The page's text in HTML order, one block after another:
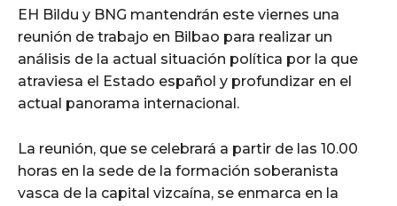
EH Bildu y BNG mantendrán este viernes una
reunión de trabajo en Bilbao para realizar un
análisis de la actual situación política por la que
atraviesa el Estado español y profundizar en el
actual panorama internacional.
La reunión, que se celebrará a partir de las 10.00
horas en la sede de la formación soberanista
vasca de la capital vizcaína, se enmarca en la